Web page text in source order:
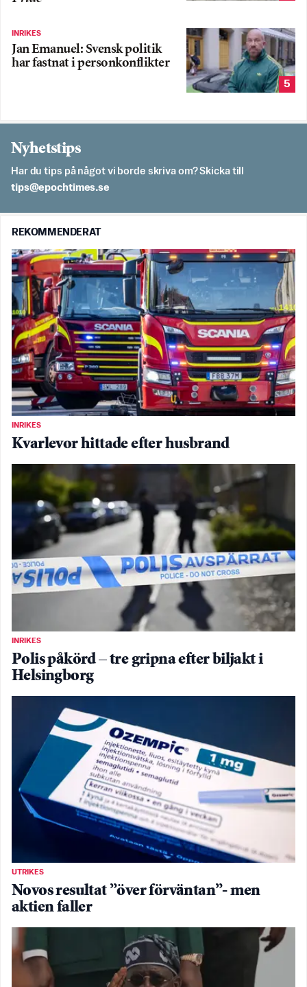
INRIKES
Jan Emanuel: Svensk politik
har fastnat i personkonflikter
5
Nyhetstips
Har du tips på något vi borde skriva om? Skicka till
es.semithcope@spit
REKOMMENDERAT
INRIKES
Kvarlevor hittade efter husbrand
INRIKES
Polis påkörd – tre gripna efter biljakt i
Helsingborg
UTRIKES
Novos resultat ”över förväntan”- men
aktien faller